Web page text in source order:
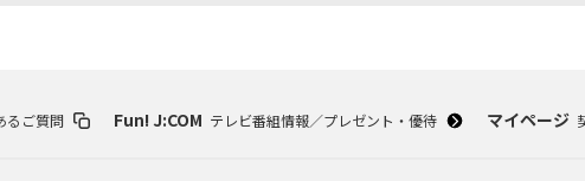
るご質問 Fun! J:COM テレビ番組情報／プレゼント・優待 マイページ